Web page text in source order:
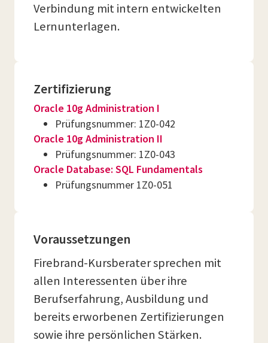
Verbindung mit intern entwickelten
Lernunterlagen.
Zertifizierung
Oracle 10g Administration I
Prüfungsnummer: 1Z0-042
Oracle 10g Administration II
Prüfungsnummer: 1Z0-043
Oracle Database: SQL Fundamentals
Prüfungsnummer 1Z0-051
Voraussetzungen
Firebrand-Kursberater sprechen mit
allen Interessenten über ihre
Berufserfahrung, Ausbildung und
bereits erworbenen Zertifizierungen
sowie ihre persönlichen Stärken.